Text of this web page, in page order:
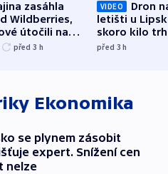
zasáhla
Wildberries,
útočili na
či
před 3 h
VIDEO
Dron
letišti u
skoro kilo
indicie
před 3h
Ekonomika
se plynem zásobit
expert. Snížení cen
nelze